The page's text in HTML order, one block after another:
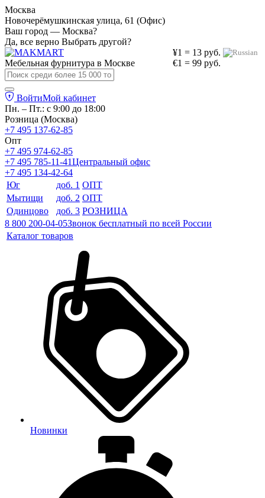
Москва
Новочерёмушкинская улица, 61 (Офис)
Ваш город — Москва?
Да, все верно Выбрать другой?
¥1 = 13 руб.
€1 = 99 руб.
Мебельная фурнитура в Москве
ВойтиМой кабинет
Пн. – Пт.: с 9:00 до 18:00
Розница (Москва)
+7 495 137-62-85
Опт
+7 495 974-62-85
+7 495 785-11-41Центральный офис
+7 495 134-42-64
Юг
доб. 1 ОПТ
Мытищи
доб. 2 ОПТ
Одинцово
доб. 3 РОЗНИЦА
8 800 200-04-05Звонок бесплатный по всей России
Каталог товаров
Новинки